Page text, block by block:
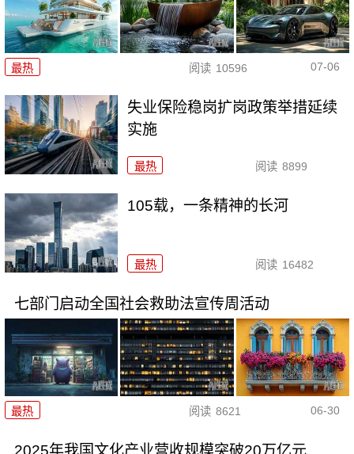
最热 阅读 10596 07-06
失业保险稳岗扩岗政策举措延续
实施
最热 阅读 8899
105载，一条精神的长河
最热 阅读 16482
七部门启动全国社会救助法宣传周活动
最热 阅读 8621 06-30
2025年我国文化产业营收规模突破20万亿元